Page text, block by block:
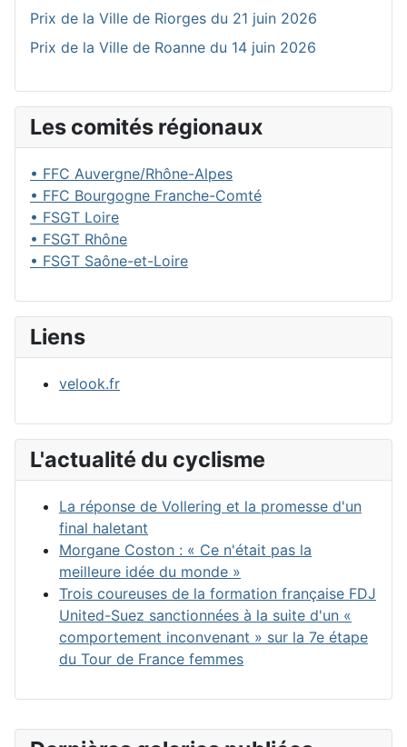
Prix de la Ville de Riorges du 21 juin 2026
Prix de la Ville de Roanne du 14 juin 2026
Les comités régionaux
• FFC Auvergne/Rhône-Alpes
• FFC Bourgogne Franche-Comté
• FSGT Loire
• FSGT Rhône
• FSGT Saône-et-Loire
Liens
velook.fr
L'actualité du cyclisme
La réponse de Vollering et la promesse d'un
final haletant
Morgane Coston : « Ce n'était pas la
meilleure idée du monde »
Trois coureuses de la formation française FDJ
United-Suez sanctionnées à la suite d'un «
comportement inconvenant » sur la 7e étape
du Tour de France femmes